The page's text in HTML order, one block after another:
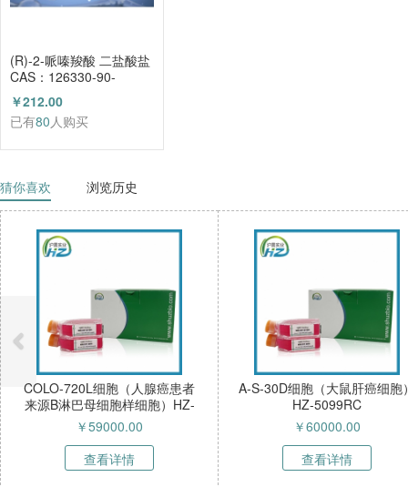
(R)-2-哌嗪羧酸 二盐酸盐
CAS：126330-90-
3（HZ52003684）
￥212.00
已有80人购买
猜你喜欢 浏览历史
COLO-720L细胞（人腺癌患者
来源B淋巴母细胞样细胞）HZ-
52268HC
￥59000.00
查看详情
A-S-30D细胞（大鼠肝癌细胞
HZ-5099RC
￥60000.00
查看详情